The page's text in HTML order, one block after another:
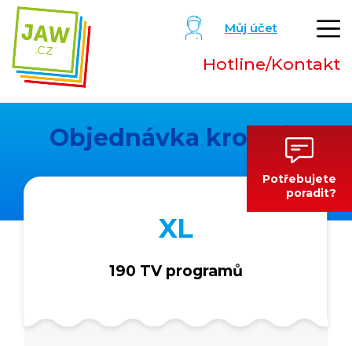
Hotline/Kontakt
Můj účet
Potřebujete
poradit?
Objednávka krok /2
XL
190 TV programů